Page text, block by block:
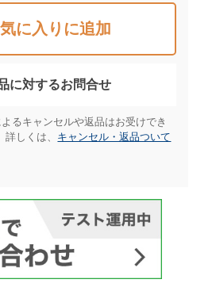
に入りに追加
に対するお問合せ​
るキャンセルや返品はお受けでき
しくは、 キャンセル・返品ついて